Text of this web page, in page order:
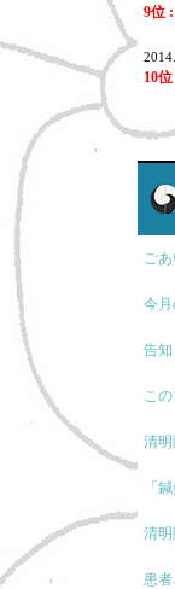
9位 :
10位
ご
今
告知
こ
清
「
清明
患